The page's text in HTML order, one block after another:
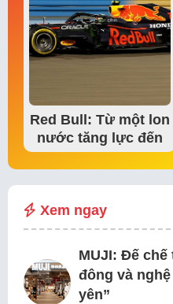
Red Bull: Từ một lon
nước tăng lực đến
đế chế thể…
Xem ngay
MUJI: Đế
đông và
yên”